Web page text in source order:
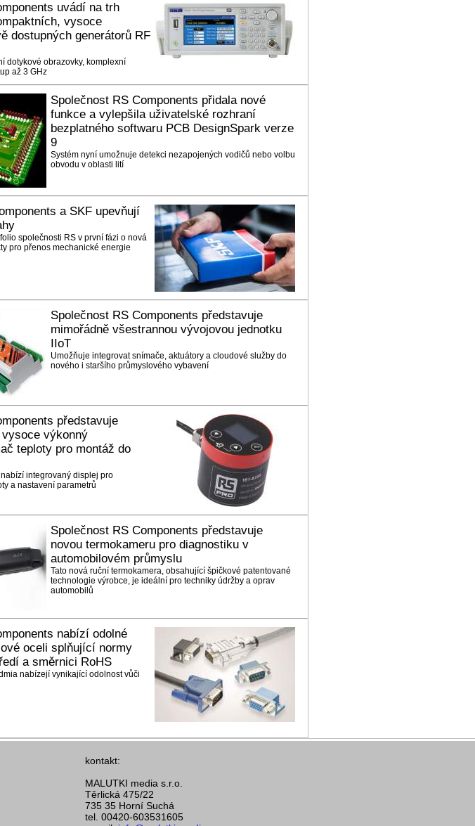
uvádí na trh
vysoce
dostupných generátorů RF
dotykové obrazovky, komplexní
až 3 GHz
Společnost RS Components přidala nové
funkce a vylepšila uživatelské rozhraní
bezplatného softwaru PCB DesignSpark verze
9
Systém nyní umožnuje detekci nezapojených vodičů nebo volbu
obvodu v oblasti lití
a SKF upevňují
společnosti RS v první fázi o nová
pro přenos mechanické energie
Společnost RS Components představuje
mimořádně všestrannou vývojovou jednotku
IIoT
Umožňuje integrovat snímače, aktuátory a cloudové služby do
nového i staršího průmyslového vybavení
představuje
výkonný
teploty pro montáž do
integrovaný displej pro
a nastavení parametrů
Společnost RS Components představuje
novou termokameru pro diagnostiku v
automobilovém průmyslu
Tato nová ruční termokamera, obsahující špičkové patentované
technologie výrobce, je ideální pro techniky údržby a oprav
automobilů
nabízí odolné
oceli splňující normy
a směrnici RoHS
nabízejí vynikající odolnost vůči
kontakt:
MALUTKI media s.r.o.
Těrlická 475/22
735 35 Horní Suchá
tel. 00420-603531605